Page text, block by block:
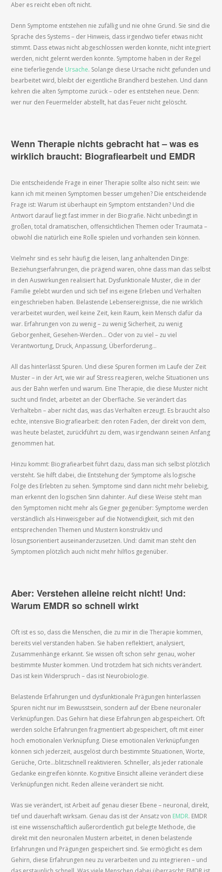
Aber es reicht eben oft nicht.
Denn Symptome entstehen nie zufällig und nie ohne Grund. Sie sind die
Sprache des Systems – der Hinweis, dass irgendwo tiefer etwas nicht
stimmt. Dass etwas nicht abgeschlossen werden konnte, nicht integriert
werden, nicht gelernt werden konnte. Symptome haben in der Regel
eine tieferliegende Ursache. Solange diese Ursache nicht gefunden und
bearbeitet wird, bleibt der eigentliche Brandherd bestehen. Und dann
kehren die alten Symptome zurück – oder es entstehen neue. Denn:
wer nur den Feuermelder abstellt, hat das Feuer nicht gelöscht.
Wenn Therapie nichts gebracht hat – was es
wirklich braucht: Biografiearbeit und EMDR
Die entscheidende Frage in einer Therapie sollte also nicht sein: wie
kann ich mit meinen Symptomen besser umgehen? Die entscheidende
Frage ist: Warum ist überhaupt ein Symptom entstanden? Und die
Antwort darauf liegt fast immer in der Biografie. Nicht unbedingt in
großen, total dramatischen, offensichtlichen Themen oder Traumata –
obwohl die natürlich eine Rolle spielen und vorhanden sein können.
Vielmehr sind es sehr häufig die leisen, lang anhaltenden Dinge:
Beziehungserfahrungen, die prägend waren, ohne dass man das selbst
in den Auswirkungen realisiert hat. Dysfunktionale Muster, die in der
Familie gelebt wurden und sich tief ins eigene Erleben und Verhalten
eingeschrieben haben. Belastende Lebensereignisse, die nie wirklich
verarbeitet wurden, weil keine Zeit, kein Raum, kein Mensch dafür da
war. Erfahrungen von zu wenig – zu wenig Sicherheit, zu wenig
Geborgenheit, Gesehen-Werden… Oder von zu viel – zu viel
Verantwortung, Druck, Anpassung, Überforderung…
All das hinterlässt Spuren. Und diese Spuren formen im Laufe der Zeit
Muster – in der Art, wie wir auf Stress reagieren, welche Situationen uns
aus der Bahn werfen und warum. Eine Therapie, die diese Muster nicht
sucht und findet, arbeitet an der Oberfläche. Sie verändert das
Verhaltebn – aber nicht das, was das Verhalten erzeugt. Es braucht also
echte, intensive Biografiearbeit: den roten Faden, der direkt von dem,
was heute belastet, zurückführt zu dem, was irgendwann seinen Anfang
genommen hat.
Hinzu kommt: Biografiearbeit führt dazu, dass man sich selbst plötzlich
versteht. Sie hilft dabei, die Entstehung der Symptome als logische
Folge des Erlebten zu sehen. Symptome sind dann nicht mehr beliebig,
man erkennt den logischen Sinn dahinter. Auf diese Weise steht man
den Symptomen nicht mehr als Gegner gegenüber: Symptome werden
verständlich als Hinweisgeber auf die Notwendigkeit, sich mit den
entsprechenden Themen und Mustern konstruktiv und
lösungsorientiert auseinanderzusetzen. Und: damit man steht den
Symptomen plötzlich auch nicht mehr hilflos gegenüber.
Aber: Verstehen alleine reicht nicht! Und:
Warum EMDR so schnell wirkt
Oft ist es so, dass die Menschen, die zu mir in die Therapie kommen,
bereits viel verstanden haben. Sie haben reflektiert, analysiert,
Zusammenhänge erkannt. Sie wissen oft schon sehr genau, woher
bestimmte Muster kommen. Und trotzdem hat sich nichts verändert.
Das ist kein Widerspruch – das ist Neurobiologie.
Belastende Erfahrungen und dysfunktionale Prägungen hinterlassen
Spuren nicht nur im Bewusstsein, sondern auf der Ebene neuronaler
Verknüpfungen. Das Gehirn hat diese Erfahrungen abgespeichert. Oft
werden solche Erfahrungen fragmentiert abgespeichert, oft mit einer
hoch emotionalen Verknüpfung. Diese emotionalen Verknüpfungen
können sich jederzeit, ausgelöst durch bestimmte Situationen, Worte,
Gerüche, Orte…blitzschnell reaktivieren. Schneller, als jeder rationale
Gedanke eingreifen könnte. Kognitive Einsicht alleine verändert diese
Verknüpfungen nicht. Reden alleine verändert sie nicht.
Was sie verändert, ist Arbeit auf genau dieser Ebene – neuronal, direkt,
tief und dauerhaft wirksam. Genau das ist der Ansatz von EMDR. EMDR
ist eine wissenschaftlich außerordentlich gut belegte Methode, die
direkt mit den neuronalen Mustern arbeitet, in denen belastende
Erfahrungen und Prägungen gespeichert sind. Sie ermöglicht es dem
Gehirn, diese Erfahrungen neu zu verarbeiten und zu integrieren – und